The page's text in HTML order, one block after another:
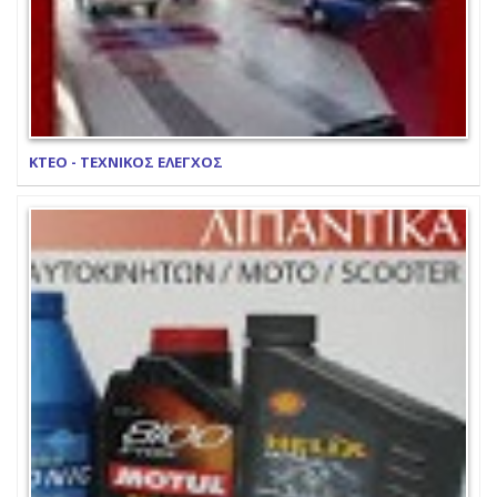
ΚΤΕΟ - ΤΕΧΝΙΚΟΣ ΕΛΕΓΧΟΣ